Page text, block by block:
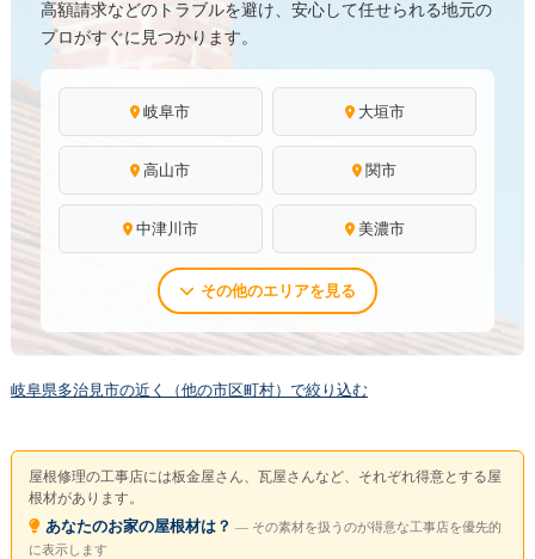
高額請求などのトラブルを避け、安心して任せられる地元の
プロがすぐに見つかります。
岐阜市 大垣市
高山市 関市
中津川市 美濃市
その他のエリアを見る
岐阜県多治見市の近く（他の市区町村）で絞り込む
屋根修理の工事店には板金屋さん、瓦屋さんなど、それぞれ得意とする屋
根材があります。
あなたのお家の屋根材は？ ― その素材を扱うのが得意な工事店を優先的
に表示します